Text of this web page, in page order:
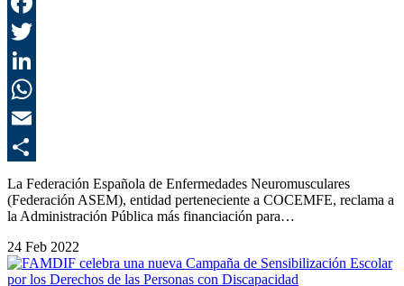
La Federación Española de Enfermedades Neuromusculares
(Federación ASEM), entidad perteneciente a COCEMFE, reclama a
la Administración Pública más financiación para…
24 Feb 2022